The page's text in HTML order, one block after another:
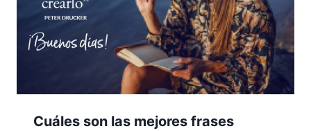
Cuáles son las mejores frases